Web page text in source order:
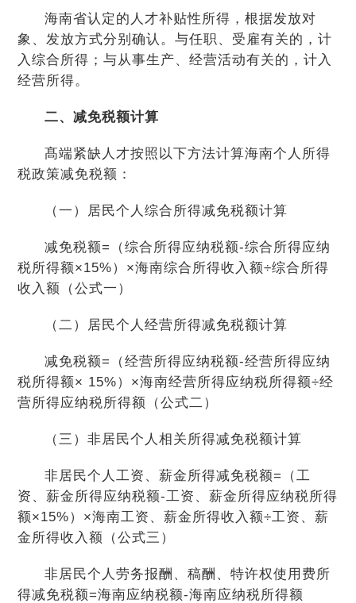
海南省认定的人才补贴性所得，根据发放对
象、发放方式分别确认。与任职、受雇有关的，计
入综合所得；与从事生产、经营活动有关的，计入
经营所得。
二、减免税额计算
髙端紧缺人才按照以下方法计算海南个人所得
税政策减免税额：
（一）居民个人综合所得减免税额计算
减免税额=（综合所得应纳税额-综合所得应纳
税所得额×15%）×海南综合所得收入额÷综合所得
收入额（公式一）
（二）居民个人经营所得减免税额计算
减免税额=（经营所得应纳税额-经营所得应纳
税所得额× 15%）×海南经营所得应纳税所得额÷经
营所得应纳税所得额（公式二）
（三）非居民个人相关所得减免税额计算
非居民个人工资、薪金所得减免税额=（工
资、薪金所得应纳税额-工资、薪金所得应纳税所得
额×15%）×海南工资、薪金所得收入额÷工资、薪
金所得收入额（公式三）
非居民个人劳务报酬、稿酬、特许权使用费所
得减免税额=海南应纳税额-海南应纳税所得额